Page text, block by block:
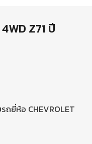
Z71 ปี
ถยี่ห้อ CHEVROLET